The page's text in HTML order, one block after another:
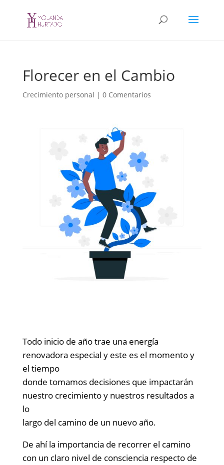
Florecer en el Cambio
Crecimiento personal | 0 Comentarios
Todo inicio de año trae una energía
renovadora especial y este es el momento y
el tiempo
donde tomamos decisiones que impactarán
nuestro crecimiento y nuestros resultados a
lo
largo del camino de un nuevo año.
De ahí la importancia de recorrer el camino
con un claro nivel de consciencia respecto de